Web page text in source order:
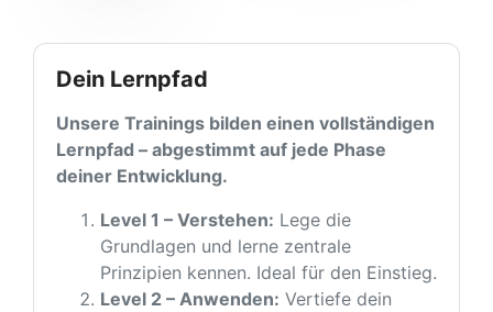
Dein Lernpfad
Unsere Trainings bilden einen vollständigen
Lernpfad – abgestimmt auf jede Phase
deiner Entwicklung.
Level 1 – Verstehen: Lege die
Grundlagen und lerne zentrale
Prinzipien kennen. Ideal für den Einstieg.
Level 2 – Anwenden: Vertiefe dein